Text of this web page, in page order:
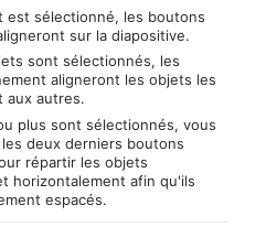
est sélectionné, les boutons
sur la diapositive.
sont sélectionnés, les
aligneront les objets les
aux autres.
plus sont sélectionnés, vous
deux derniers boutons
répartir les objets
horizontalement afin qu'ils
espacés.